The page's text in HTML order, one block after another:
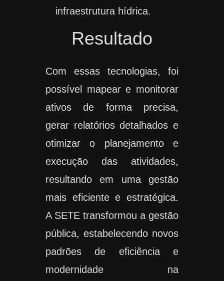
infraestrutura hídrica.
Resultado
Com essas tecnologias, foi
possível mapear e monitorar
ativos de forma precisa,
gerar relatórios detalhados e
otimizar o planejamento e
execução das atividades,
resultando em uma gestão
mais eficiente e estratégica.
A SETE transformou a gestão
pública, estabelecendo novos
padrões de eficiência e
modernidade na